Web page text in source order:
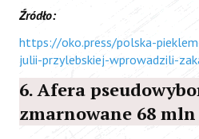
Źródło:
https://oko.press/polska-
julii-przylebskiej-wprowadzili-
6. Afera
zmarnowane 68 mln